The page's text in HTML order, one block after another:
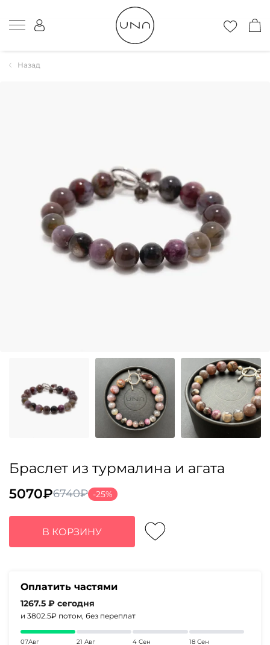
Назад
Браслет из турмалина и агата
6740₽
Первоначальная
цена
составляла
6740₽.
5070₽
Текущая
цена:
5070₽.
-25%
В КОРЗИНУ
Оплатить частями
1267.5 ₽ сегодня
и 3802.5₽ потом, без переплат
07Авг
21 Авг
4 Сен
18 Сен